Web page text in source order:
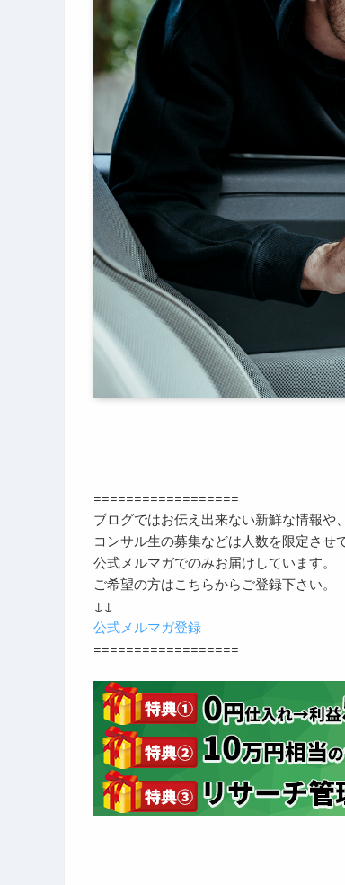
==================
ブログではお伝え出来ない新鮮な情報や、
コンサル生の募集などは人数を限定させ
公式メルマガでのみお届けしています。
ご希望の方はこちらからご登録下さい。
↓↓
公式メルマガ登録
==================